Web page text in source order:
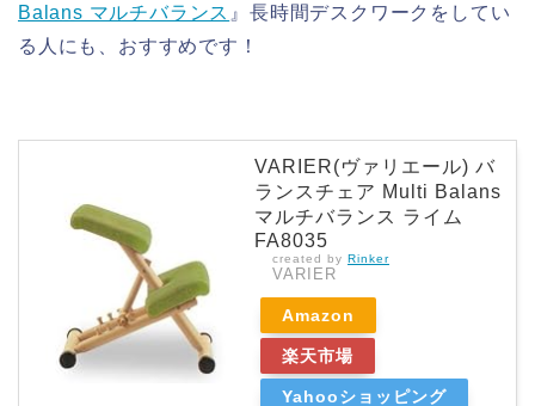
Balans マルチバランス 』長時間デスクワークをしてい
る人にも、おすすめです！
VARIER(ヴァリエール) バ
ランスチェア Multi Balans
マルチバランス ライム
FA8035
created by Rinker
VARIER
Amazon
楽天市場
Yahooショッピング